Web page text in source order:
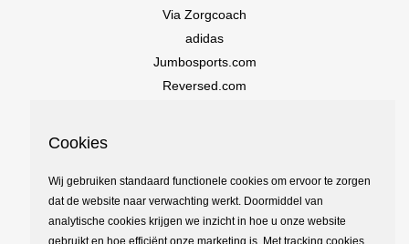
Via Zorgcoach
adidas
Jumbosports.com
Reversed.com
Cookies
Wij gebruiken standaard functionele cookies om ervoor te zorgen
dat de website naar verwachting werkt. Doormiddel van
analytische cookies krijgen we inzicht in hoe u onze website
gebruikt en hoe efficiënt onze marketing is. Met tracking cookies